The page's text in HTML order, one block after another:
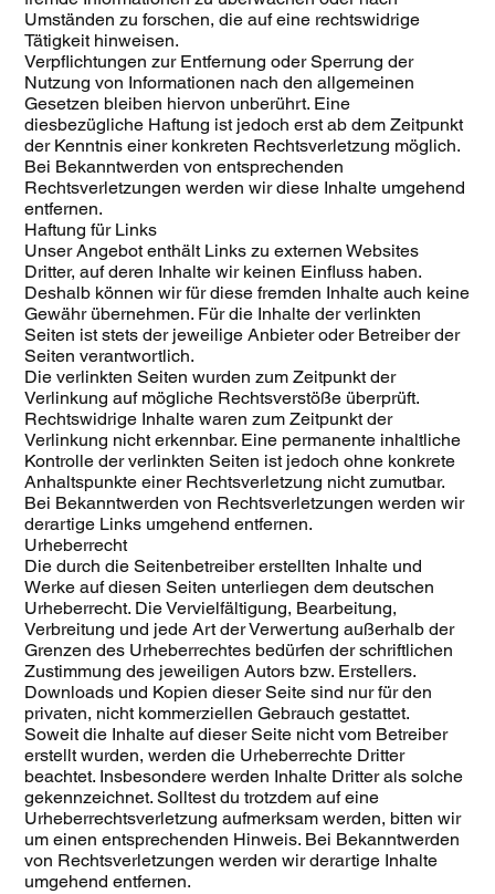
Umständen zu forschen, die auf eine rechtswidrige
Tätigkeit hinweisen.
Verpflichtungen zur Entfernung oder Sperrung der
Nutzung von Informationen nach den allgemeinen
Gesetzen bleiben hiervon unberührt. Eine
diesbezügliche Haftung ist jedoch erst ab dem Zeitpunkt
der Kenntnis einer konkreten Rechtsverletzung möglich.
Bei Bekanntwerden von entsprechenden
Rechtsverletzungen werden wir diese Inhalte umgehend
entfernen.
Haftung für Links
Unser Angebot enthält Links zu externen Websites
Dritter, auf deren Inhalte wir keinen Einfluss haben.
Deshalb können wir für diese fremden Inhalte auch keine
Gewähr übernehmen. Für die Inhalte der verlinkten
Seiten ist stets der jeweilige Anbieter oder Betreiber der
Seiten verantwortlich.
Die verlinkten Seiten wurden zum Zeitpunkt der
Verlinkung auf mögliche Rechtsverstöße überprüft.
Rechtswidrige Inhalte waren zum Zeitpunkt der
Verlinkung nicht erkennbar. Eine permanente inhaltliche
Kontrolle der verlinkten Seiten ist jedoch ohne konkrete
Anhaltspunkte einer Rechtsverletzung nicht zumutbar.
Bei Bekanntwerden von Rechtsverletzungen werden wir
derartige Links umgehend entfernen.
Urheberrecht
Die durch die Seitenbetreiber erstellten Inhalte und
Werke auf diesen Seiten unterliegen dem deutschen
Urheberrecht. Die Vervielfältigung, Bearbeitung,
Verbreitung und jede Art der Verwertung außerhalb der
Grenzen des Urheberrechtes bedürfen der schriftlichen
Zustimmung des jeweiligen Autors bzw. Erstellers.
Downloads und Kopien dieser Seite sind nur für den
privaten, nicht kommerziellen Gebrauch gestattet.
Soweit die Inhalte auf dieser Seite nicht vom Betreiber
erstellt wurden, werden die Urheberrechte Dritter
beachtet. Insbesondere werden Inhalte Dritter als solche
gekennzeichnet. Solltest du trotzdem auf eine
Urheberrechtsverletzung aufmerksam werden, bitten wir
um einen entsprechenden Hinweis. Bei Bekanntwerden
von Rechtsverletzungen werden wir derartige Inhalte
umgehend entfernen.